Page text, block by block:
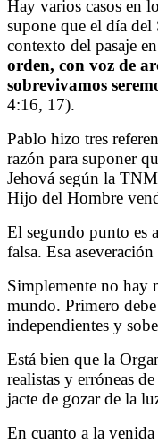
Hay varios casos en
supone que el día del
contexto del pasaje
orden, con voz de
sobrevivamos
4:16, 17).
Pablo hizo tres
razón para suponer
Jehová según la
Hijo del Hombre
El segundo punto es
falsa. Esa
Simplemente no hay
mundo. Primero
independientes y
Está bien que la
realistas y erróneas
jacte de gozar de la
En cuanto a la